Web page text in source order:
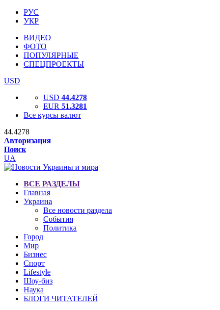
РУС
УКР
ВИДЕО
ФОТО
ПОПУЛЯРНЫЕ
СПЕЦПРОЕКТЫ
USD
USD 44.4278
EUR 51.3281
Все курсы валют
44.4278
Авторизация
Поиск
UA
ВСЕ РАЗДЕЛЫ
Главная
Украина
Все новости раздела
События
Политика
Город
Мир
Бизнес
Спорт
Lifestyle
Шоу-биз
Наука
БЛОГИ ЧИТАТЕЛЕЙ